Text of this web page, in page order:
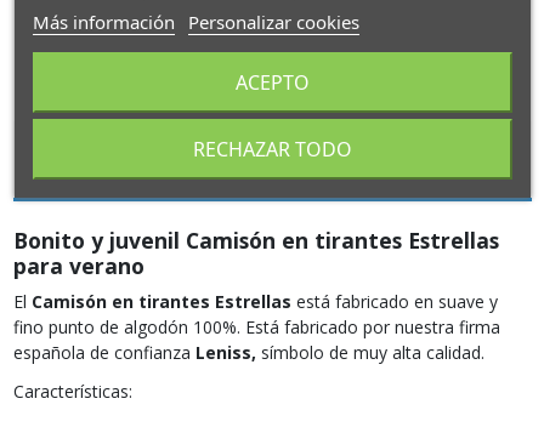
Bonito y juvenil Camisón en tirantes Estrellas
para verano
El Camisón en tirantes Estrellas está fabricado en suave y
fino punto de algodón 100%. Está fabricado por nuestra firma
española de confianza Leniss, símbolo de muy alta calidad.
Características:
Más información Personalizar cookies
RECHAZAR TODO
ACEPTO